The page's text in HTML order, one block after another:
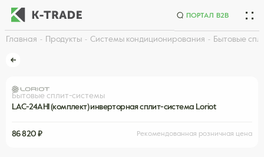
ПОРТАЛ B2B
Главная Продукты Системы кондиционирования Бытовые
Бытовые сплит-системы
LAC-24AHI (комплект) инверторная сплит-система Loriot
86 820 ₽ Рекомендованная розничная цена